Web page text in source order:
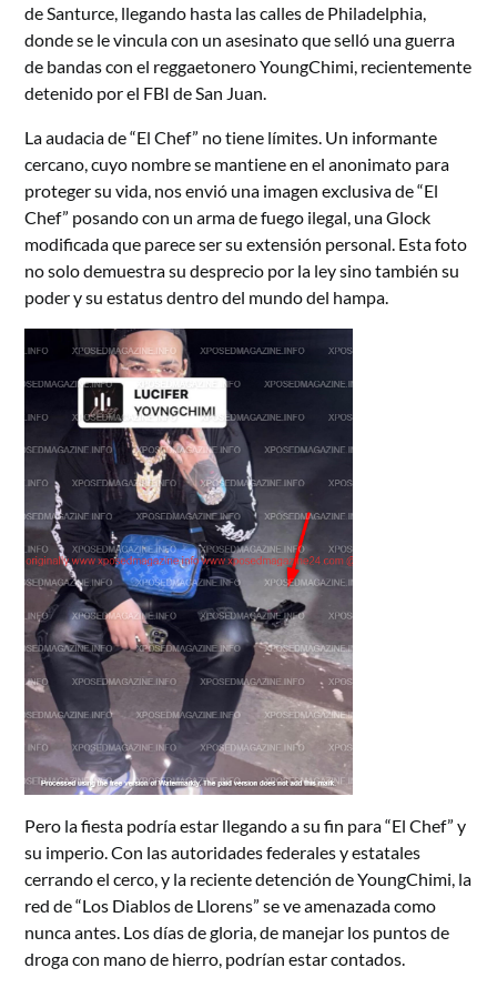
de Santurce, llegando hasta las calles de Philadelphia,
donde se le vincula con un asesinato que selló una guerra
de bandas con el reggaetonero YoungChimi, recientemente
detenido por el FBI de San Juan.
La audacia de “El Chef” no tiene límites. Un informante
cercano, cuyo nombre se mantiene en el anonimato para
proteger su vida, nos envió una imagen exclusiva de “El
Chef” posando con un arma de fuego ilegal, una Glock
modificada que parece ser su extensión personal. Esta foto
no solo demuestra su desprecio por la ley sino también su
poder y su estatus dentro del mundo del hampa.
Pero la fiesta podría estar llegando a su fin para “El Chef” y
su imperio. Con las autoridades federales y estatales
cerrando el cerco, y la reciente detención de YoungChimi, la
red de “Los Diablos de Llorens” se ve amenazada como
nunca antes. Los días de gloria, de manejar los puntos de
droga con mano de hierro, podrían estar contados.